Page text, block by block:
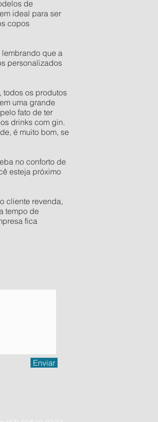
de
ideal para ser
copos
que a
personalizados
todos os produtos
uma grande
fato de ter
drinks com gin.
é muito bom, se
no conforto de
esteja próximo
cliente revenda,
tempo de
fica
Enviar